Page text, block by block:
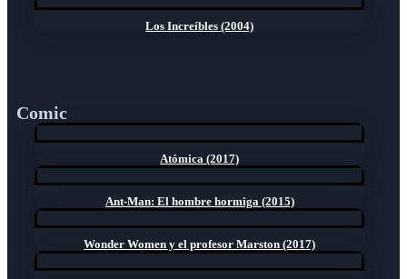
Los Increíbles (2004)
Comic
Atómica (2017)
Ant-Man: El hombre hormiga (2015)
Wonder Women y el profesor Marston (2017)